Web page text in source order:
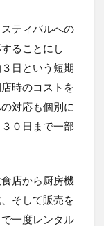
ティバルへの
ることにし
日という短期
時のコストを
対応も個別に
０日まで一部
店から厨房機
そして販売を
一度レンタル